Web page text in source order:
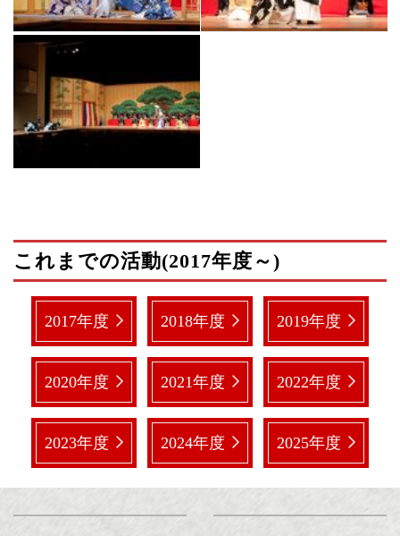
これまでの活動(2017年度～)
2017年度 2018年度 2019年度
2020年度 2021年度 2022年度
2023年度 2024年度 2025年度